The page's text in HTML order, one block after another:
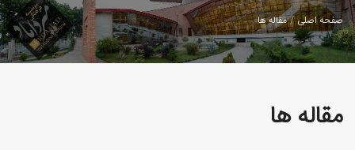
صفحه اصلی مقاله ها
مقاله ها